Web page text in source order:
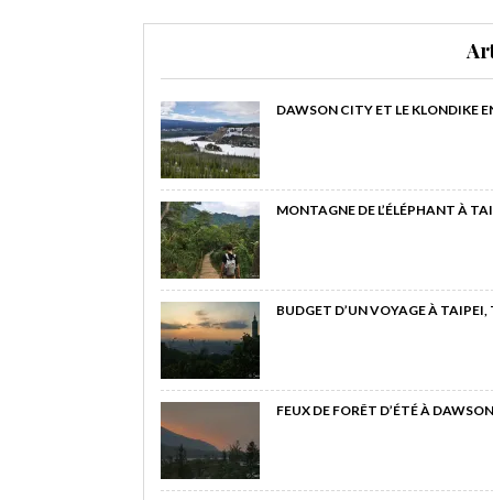
DAWSON CITY ET LE KLONDIKE
MONTAGNE DE L’ÉLÉPHANT À
BUDGET D’UN VOYAGE À
FEUX DE FORÊT D’ÉTÉ À